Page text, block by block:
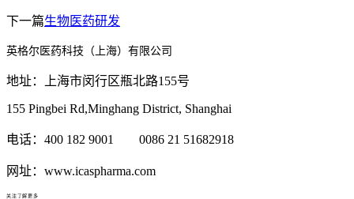
下一篇生物医药研发
英格尔医药科技（上海）有限公司
地址：上海市闵行区瓶北路155号
155 Pingbei Rd,Minghang District, Shanghai
电话：400 182 9001 0086 21 51682918
网址：www.icaspharma.com
关注了解更多